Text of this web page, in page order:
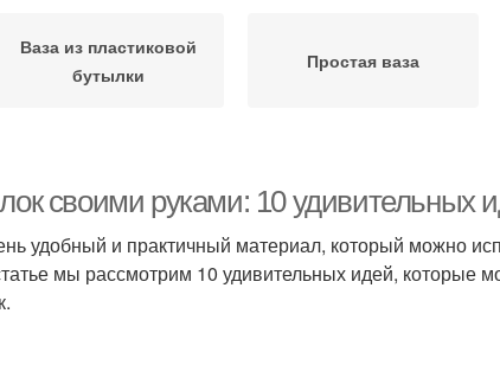
Ваза из пластиковой
бутылки
Простая ваза
бутылки
своими руками: 10 удивительных
удобный и практичный материал, который можно
мы рассмотрим 10 удивительных идей, которые